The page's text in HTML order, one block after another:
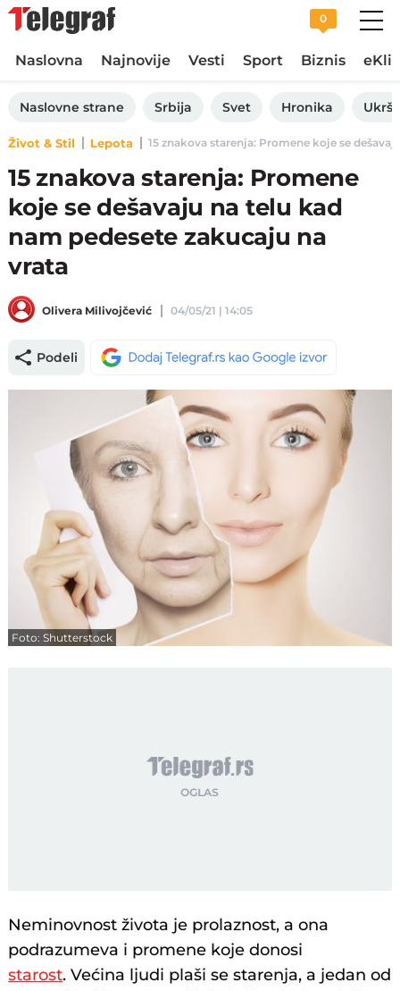
0
Naslovna Najnovije Vesti Sport Biznis
Naslovne strane Srbija Svet Hronika
Život & Stil Lepota 15 znakova starenja: Promene koje se
15 znakova starenja: Promene
koje se dešavaju na telu kad
nam pedesete zakucaju na
vrata
Olivera Milivojčević 04/05/21 | 14:05
Podeli
Foto: Shutterstock
Neminovnost života je prolaznost, a ona
podrazumeva i promene koje donosi
starost. Većina ljudi plaši se starenja, a jedan od